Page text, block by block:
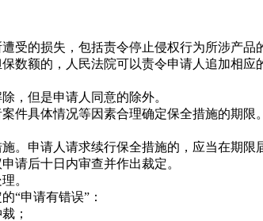
的损失，包括责令停止侵权行为所涉产品
额的，人民法院可以责令申请人追加相应
但是申请人同意的除外。
具体情况等因素合理确定保全措施的期限。
申请人请求续行保全措施的，应当在期限
后十日内审查并作出裁定。
。
“申请有错误”：
；